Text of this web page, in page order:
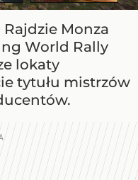
Rajdzie Monza
World Rally
lokaty
tytułu mistrzów